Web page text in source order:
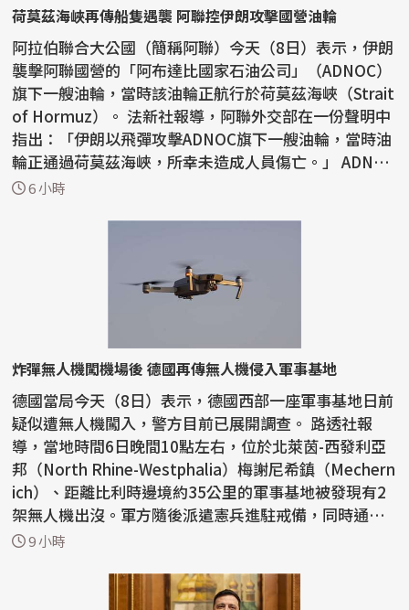
荷莫茲海峽再傳船隻遇襲 阿聯控伊朗攻擊國營油輪
阿拉伯聯合大公國（簡稱阿聯）今天（8日）表示，伊朗
襲擊阿聯國營的「阿布達比國家石油公司」（ADNOC）
旗下一艘油輪，當時該油輪正航行於荷莫茲海峽（Strait
of Hormuz）。 法新社報導，阿聯外交部在一份聲明中
指出：「伊朗以飛彈攻擊ADNOC旗下一艘油輪，當時油
輪正通過荷莫茲海峽，所幸未造成人員傷亡。」 ADNOC
昨...6 小時
炸彈無人機闖機場後 德國再傳無人機侵入軍事基地
德國當局今天（8日）表示，德國西部一座軍事基地日前
疑似遭無人機闖入，警方目前已展開調查。 路透社報
導，當地時間6日晚間10點左右，位於北萊茵-西發利亞
邦（North Rhine-Westphalia）梅謝尼希鎮（Mechern
ich）、距離比利時邊境約35公里的軍事基地被發現有2
架無人機出沒。軍方隨後派遣憲兵進駐戒備，同時通知
警方...
9 小時